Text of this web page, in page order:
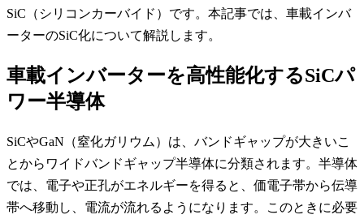
SiC（シリコンカーバイド）です。本記事では、車載インバ
ーターのSiC化について解説します。
車載インバーターを高性能化するSiCパ
ワー半導体
SiCやGaN（窒化ガリウム）は、バンドギャップが大きいこ
とからワイドバンドギャップ半導体に分類されます。半導体
では、電子や正孔がエネルギーを得ると、価電子帯から伝導
帯へ移動し、電流が流れるようになります。このときに必要